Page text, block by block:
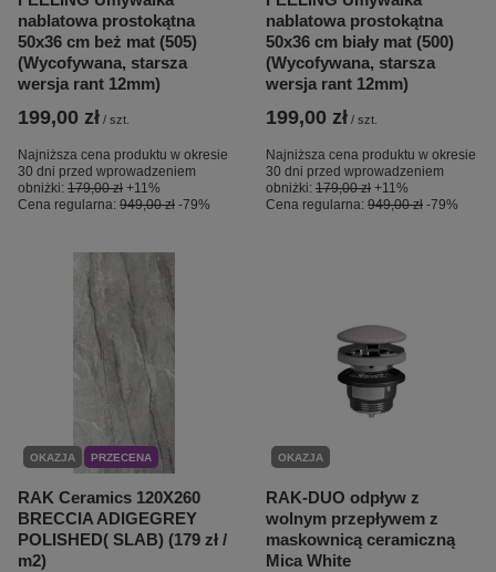
nablatowa prostokątna
50x36 cm beż mat (505)
(Wycofywana, starsza
wersja rant 12mm)
199,00 zł / szt.
Najniższa cena produktu w okresie
30 dni przed wprowadzeniem
obniżki: 179,00 zł +11%
Cena regularna: 949,00 zł -79%
nablatowa prostokątna
50x36 cm biały mat (500)
(Wycofywana, starsza
wersja rant 12mm)
199,00 zł / szt.
Najniższa cena produktu w okresie
30 dni przed wprowadzeniem
obniżki: 179,00 zł +11%
Cena regularna: 949,00 zł -79%
OKAZJA PRZECENA
RAK Ceramics 120X260
BRECCIA ADIGEGREY
POLISHED( SLAB) (179 zł /
m2)
OKAZJA
RAK-DUO odpływ z
wolnym przepływem z
maskownicą ceramiczną
Mica White